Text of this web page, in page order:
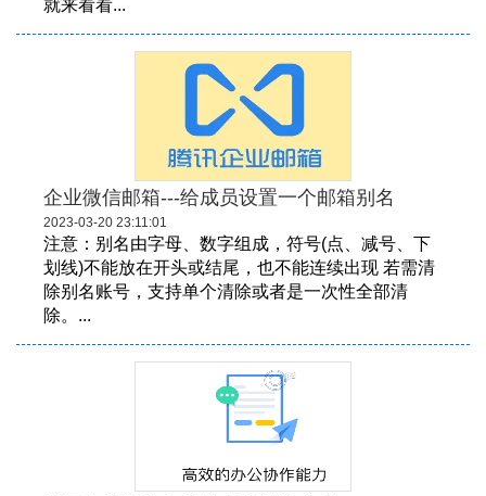
就来看看...
企业微信邮箱---给成员设置一个邮箱别名
2023-03-20 23:11:01
注意：别名由字母、数字组成，符号(点、减号、下
划线)不能放在开头或结尾，也不能连续出现 若需清
除别名账号，支持单个清除或者是一次性全部清
除。...